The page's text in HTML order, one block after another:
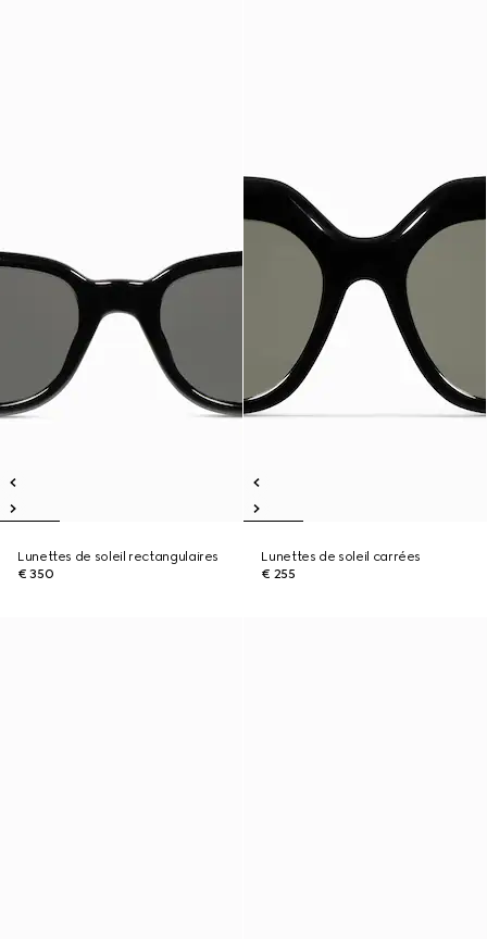
Lunettes de soleil rectangulaires
€ 350
Lunettes de soleil carrées
€ 255